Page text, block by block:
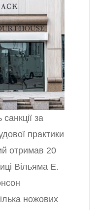
за
практики
отримав 20
Вільяма Е.
ножових